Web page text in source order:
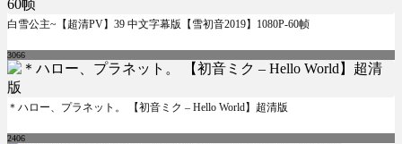
白雪公主~【超清PV】39 中文字幕版【雪初音2019】1080P-60帧
3066
＊ハロー、プラネット。 【初音ミク – Hello World】超清版
2406